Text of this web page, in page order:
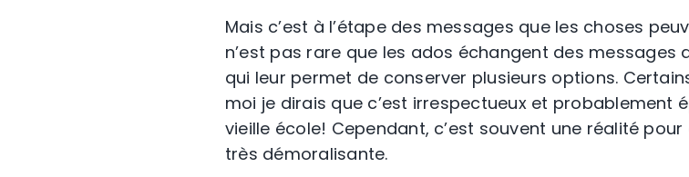
Mais c’est à l’étape des messages que les choses
n’est pas rare que les ados échangent des messages
qui leur permet de conserver plusieurs options.
moi je dirais que c’est irrespectueux et probablement
vieille école! Cependant, c’est souvent une réalité
très démoralisante.